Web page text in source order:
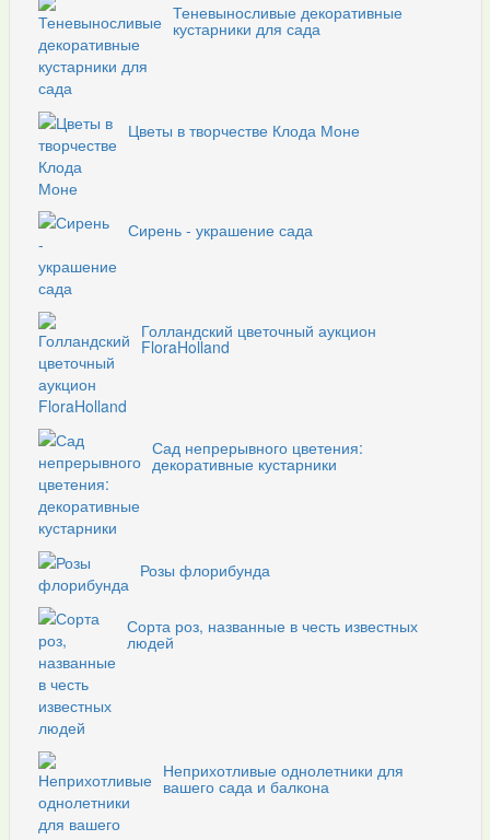
Теневыносливые декоративные
кустарники для сада
Цветы в творчестве Клода Моне
Сирень - украшение сада
Голландский цветочный аукцион
FloraHolland
Сад непрерывного цветения:
декоративные кустарники
Розы флорибунда
Сорта роз, названные в честь известных
людей
Неприхотливые однолетники для
вашего сада и балкона